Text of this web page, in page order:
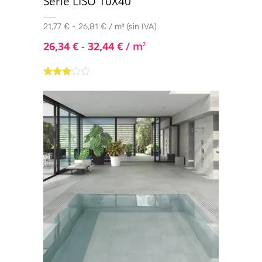
30x30(10)
30x60 (35)
30x60 Mosaic
30x60 Pasta Roja(1)
30x61 Pared
30x61 Suelo(1)
30x90(4)
30x120(1)
30X150 (6)
31.1x31.1
(44)
31.6x31.6
32.5x32.5
21,77 € - 26,81 € / m² (sin IVA)
26,34 € - 32,44 € / m2
con
3.00de